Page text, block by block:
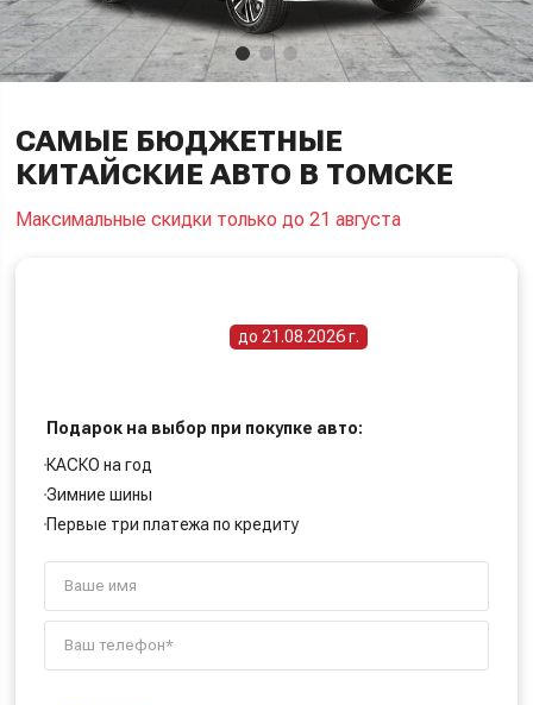
САМЫЕ БЮДЖЕТНЫЕ
КИТАЙСКИЕ АВТО В ТОМСКЕ
Максимальные скидки только до 21 августа
до 21.08.2026 г.
Подарок на выбор при покупке авто:
КАСКО на год
Зимние шины
Первые три платежа по кредиту